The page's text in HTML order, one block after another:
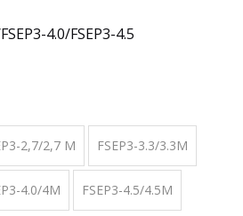
4.0/FSEP3-4.5
2,7/2,7 M FSEP3-3.3/3.3M
4.0/4M FSEP3-4.5/4.5M